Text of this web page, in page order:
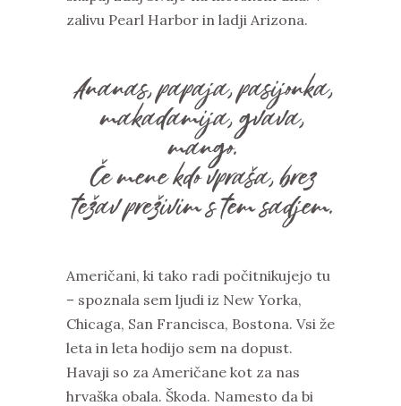
zalivu Pearl Harbor in ladji Arizona.
Ananas, papaja, pasijonka,
makadamija, gvava,
mango.
Če mene kdo vpraša, brez
težav preživim s tem sadjem.
Američani, ki tako radi počitnikujejo tu
– spoznala sem ljudi iz New Yorka,
Chicaga, San Francisca, Bostona. Vsi že
leta in leta hodijo sem na dopust.
Havaji so za Američane kot za nas
hrvaška obala. Škoda. Namesto da bi